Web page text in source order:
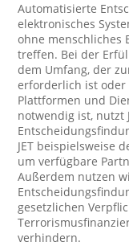
Automatisierte
elektronisches
ohne menschliches
treffen. Bei der
dem Umfang, der
erforderlich ist oder
Plattformen und
notwendig ist, nutzt
JET beispielsweise
um verfügbare
Außerdem nutzen
gesetzlichen
verhindern.